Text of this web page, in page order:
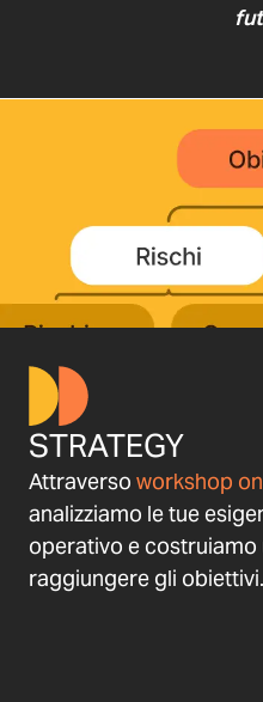
STRATEGY
Attraverso workshop
analizziamo le tue
operativo e
raggiungere gli obiettivi.